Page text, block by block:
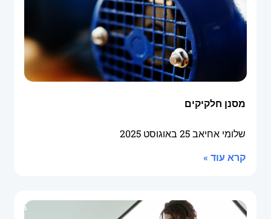
מסנן חלקיקים
שלומי אחיאב25 באוגוסט 2025
קרא עוד »